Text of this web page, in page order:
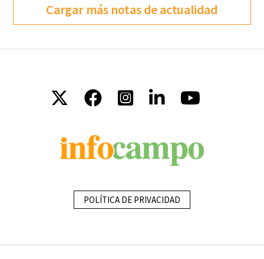
Cargar más notas de actualidad
POLÍTICA DE PRIVACIDAD